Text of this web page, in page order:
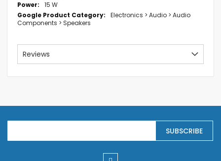
15 W
Electronics > Audio > Audio
Components > Speakers
Reviews
S
g
SUBSCRIBE